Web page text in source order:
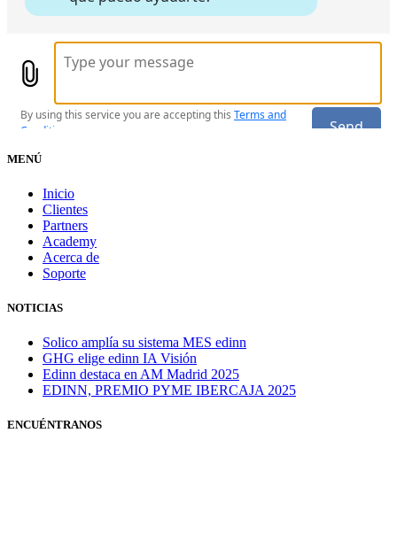
MENÚ
Inicio
Clientes
Partners
Academy
Acerca de
Soporte
NOTICIAS
Solico amplía su sistema MES edinn
GHG elige edinn IA Visión
Edinn destaca en AM Madrid 2025
EDINN, PREMIO PYME IBERCAJA 2025
ENCUÉNTRANOS